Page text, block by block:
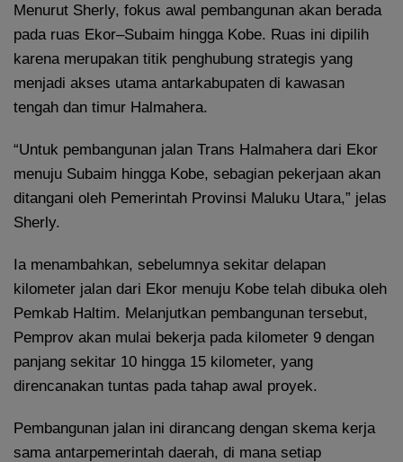
Menurut Sherly, fokus awal pembangunan akan berada
pada ruas Ekor–Subaim hingga Kobe. Ruas ini dipilih
karena merupakan titik penghubung strategis yang
menjadi akses utama antarkabupaten di kawasan
tengah dan timur Halmahera.
“Untuk pembangunan jalan Trans Halmahera dari Ekor
menuju Subaim hingga Kobe, sebagian pekerjaan akan
ditangani oleh Pemerintah Provinsi Maluku Utara,” jelas
Sherly.
Ia menambahkan, sebelumnya sekitar delapan
kilometer jalan dari Ekor menuju Kobe telah dibuka oleh
Pemkab Haltim. Melanjutkan pembangunan tersebut,
Pemprov akan mulai bekerja pada kilometer 9 dengan
panjang sekitar 10 hingga 15 kilometer, yang
direncanakan tuntas pada tahap awal proyek.
Pembangunan jalan ini dirancang dengan skema kerja
sama antarpemerintah daerah, di mana setiap